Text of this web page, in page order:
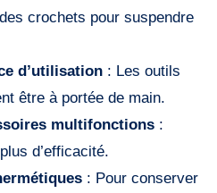
crochets pour suspendre
d’utilisation: Les outils
être à portée de main.
multifonctions:
d’efficacité.
: Pour conserver